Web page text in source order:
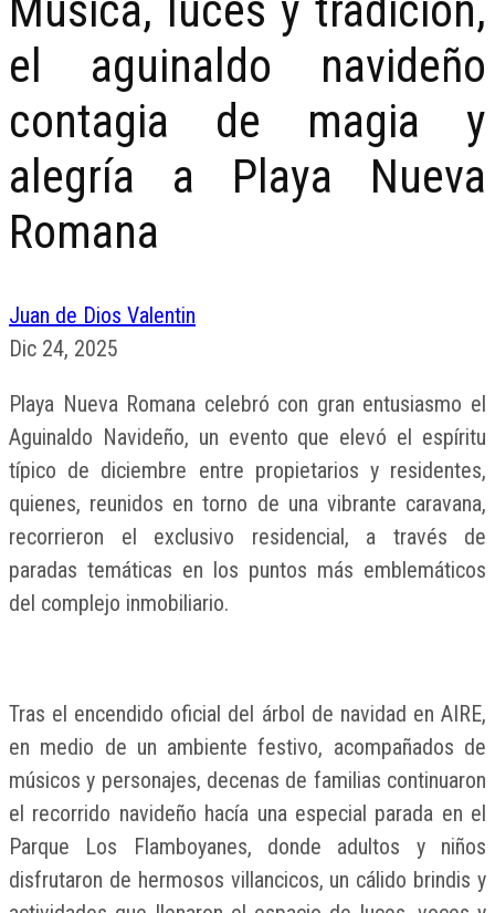
el aguinaldo navideño
contagia de magia y
alegría a Playa Nueva
Romana
Juan de Dios Valentin
Dic 24, 2025
Playa Nueva Romana celebró con gran entusiasmo el
Aguinaldo Navideño, un evento que elevó el espíritu
típico de diciembre entre propietarios y residentes,
quienes, reunidos en torno de una vibrante caravana,
recorrieron el exclusivo residencial, a través de
paradas temáticas en los puntos más emblemáticos
del complejo inmobiliario.
Tras el encendido oficial del árbol de navidad en AIRE,
en medio de un ambiente festivo, acompañados de
músicos y personajes, decenas de familias continuaron
el recorrido navideño hacía una especial parada en el
Parque Los Flamboyanes, donde adultos y niños
disfrutaron de hermosos villancicos, un cálido brindis y